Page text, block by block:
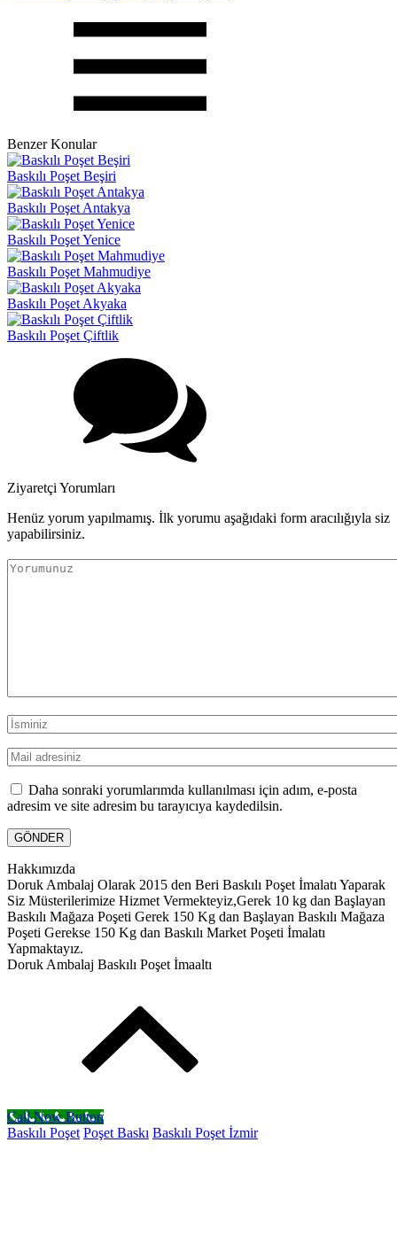
Benzer Konular
Baskılı Poşet Beşiri
Baskılı Poşet Antakya
Baskılı Poşet Yenice
Baskılı Poşet Mahmudiye
Baskılı Poşet Akyaka
Baskılı Poşet Çiftlik
Ziyaretçi Yorumları
Henüz yorum yapılmamış. İlk yorumu aşağıdaki form aracılığıyla siz
yapabilirsiniz.
Daha sonraki yorumlarımda kullanılması için adım, e-posta
adresim ve site adresim bu tarayıcıya kaydedilsin.
Hakkımızda
Doruk Ambalaj Olarak 2015 den Beri Baskılı Poşet İmalatı Yaparak
Siz Müsterilerimize Hizmet Vermekteyiz,Gerek 10 kg dan Başlayan
Baskılı Mağaza Poşeti Gerek 150 Kg dan Başlayan Baskılı Mağaza
Poşeti Gerekse 150 Kg dan Baskılı Market Poşeti İmalatı
Yapmaktayız.
Doruk Ambalaj Baskılı Poşet İmaaltı
Call Now Button
Baskılı Poşet Poşet Baskı Baskılı Poşet İzmir